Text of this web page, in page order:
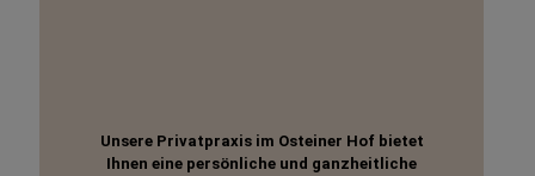
Unsere Privatpraxis im Osteiner Hof bietet
Ihnen eine persönliche und ganzheitliche